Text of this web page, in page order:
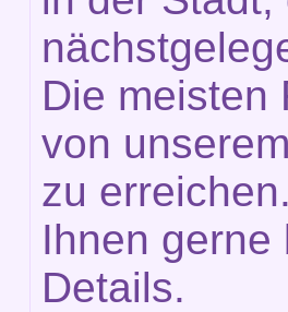
Die meisten
von
zu
Ihnen gerne
Details.